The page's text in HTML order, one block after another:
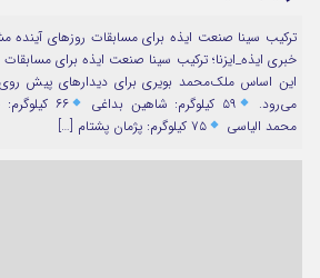
ترکیب سینا صنعت ایذه برای مسابقات روزهای
خبری ایذه_ایزنا؛ ترکیب سینا صنعت ایذه برای
این اساس ملک‌محمد بویری برای دیدارهای پیش روی
می‌رود.
۵۹ کیلوگرم: شاهین بداغی ۶۶ کیلوگرم: حسین اسدی
محمد الیاسی
۷۵ کیلوگرم: پژمان پشتام […]